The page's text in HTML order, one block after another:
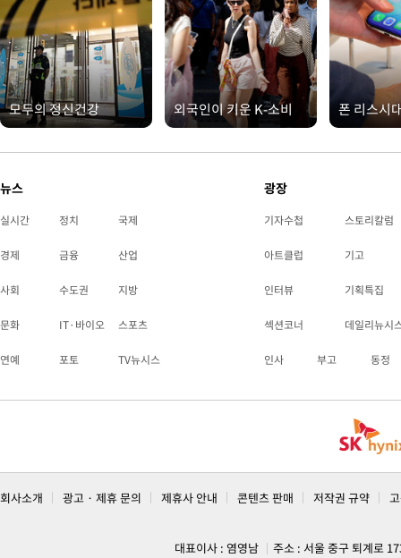
모두의 정신건강 외국인이 키운 K-소비 폰 리스시
뉴스
실시간 정치 국제
경제 금융 산업
사회 수도권 지방
문화 IT·바이오 스포츠
연예 포토 TV뉴시스
광장
기자수첩 스토리칼럼
아트클럽 기고
인터뷰 기획특집
섹션코너 데일리뉴시
인사 부고 동정
회사소개 광고 · 제휴 문의 제휴사 안내 콘텐츠 판매 저작권 규약
대표이사 : 염영남
주소 : 서울 중구 퇴계로